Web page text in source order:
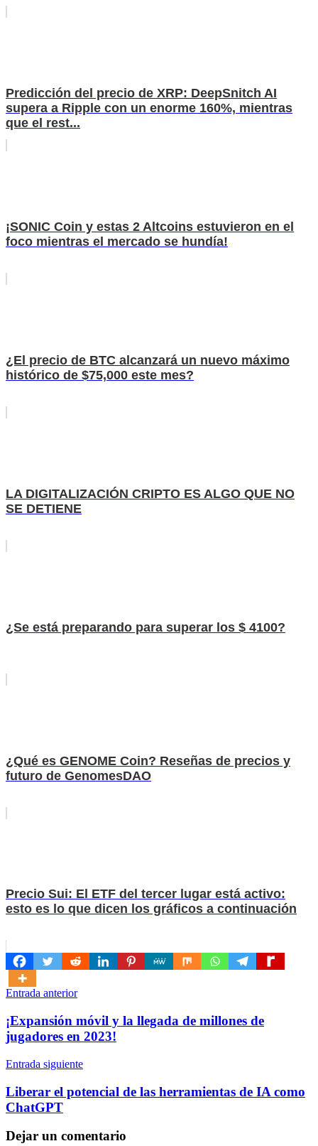
Predicción del precio de XRP: DeepSnitch AI
supera a Ripple con un enorme 160%, mientras
que el rest...
¡SONIC Coin y estas 2 Altcoins estuvieron en el
foco mientras el mercado se hundía!
¿El precio de BTC alcanzará un nuevo máximo
histórico de $75,000 este mes?
LA DIGITALIZACIÓN CRIPTO ES ALGO QUE NO
SE DETIENE
¿Se está preparando para superar los $ 4100?
¿Qué es GENOME Coin? Reseñas de precios y
futuro de GenomesDAO
Precio Sui: El ETF del tercer lugar está activo:
esto es lo que dicen los gráficos a continuación
Navegación
de
entradas
Entrada anterior
¡Expansión móvil y la llegada de millones de
jugadores en 2023!
Entrada siguiente
Liberar el potencial de las herramientas de IA como
ChatGPT
Dejar un comentario